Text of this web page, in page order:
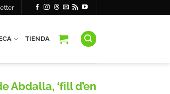
TIENDA
Abdalla, ‘fill d’en